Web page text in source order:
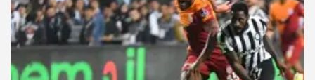
15.05.2022 Trabzonspor